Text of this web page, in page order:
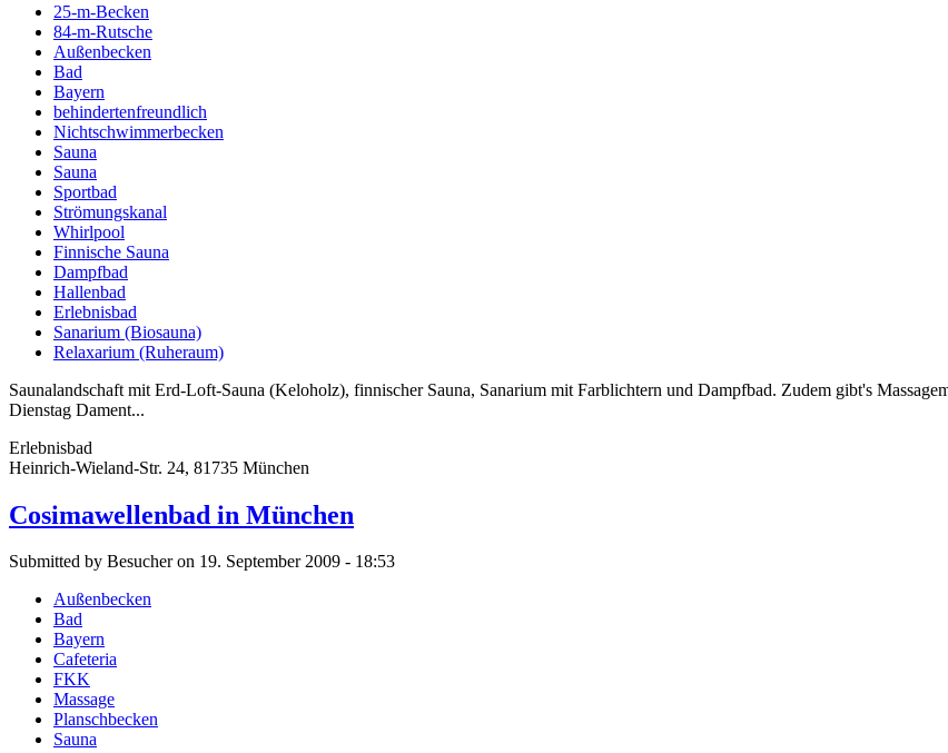
25-m-Becken
84-m-Rutsche
Außenbecken
Bad
Bayern
behindertenfreundlich
Nichtschwimmerbecken
Sauna
Sauna
Sportbad
Strömungskanal
Whirlpool
Finnische Sauna
Dampfbad
Hallenbad
Erlebnisbad
Sanarium (Biosauna)
Relaxarium (Ruheraum)
Saunalandschaft mit Erd-Loft-Sauna (Keloholz), finnischer Sauna, Sanarium mit Farblichtern und Dampfbad. Zudem gibt's
Dienstag Dament...
Erlebnisbad
Heinrich-Wieland-Str. 24, 81735 München
Cosimawellenbad in München
Submitted by Besucher on 19. September 2009 - 18:53
Außenbecken
Bad
Bayern
Cafeteria
FKK
Massage
Planschbecken
Sauna